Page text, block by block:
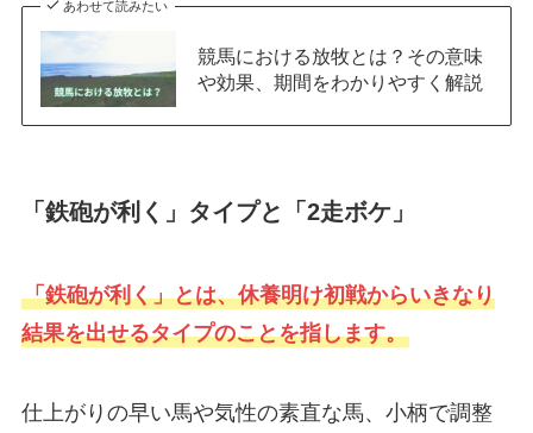
あわせて読みたい
競馬における放牧とは？その意味
や効果、期間をわかりやすく解説
「鉄砲が利く」タイプと「2走ボケ」
「鉄砲が利く」とは、休養明け初戦からいきなり
結果を出せるタイプのことを指します。
仕上がりの早い馬や気性の素直な馬、小柄で調整